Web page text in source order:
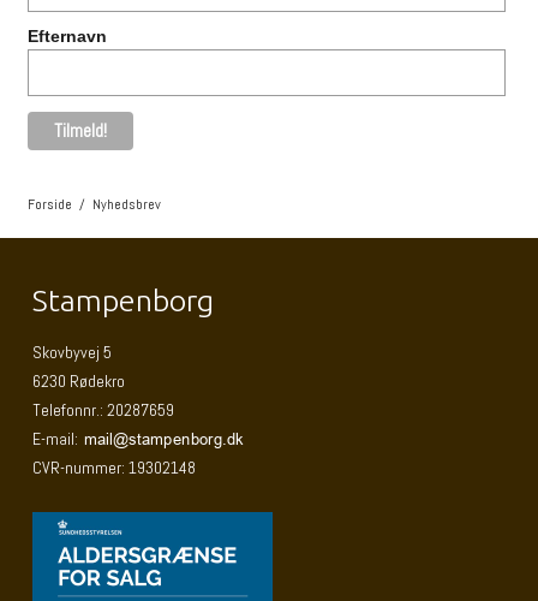
Efternavn
Forside / Nyhedsbrev
Stampenborg
Skovbyvej 5
6230 Rødekro
Telefonnr.: 20287659
E-mail:
CVR-nummer: 19302148